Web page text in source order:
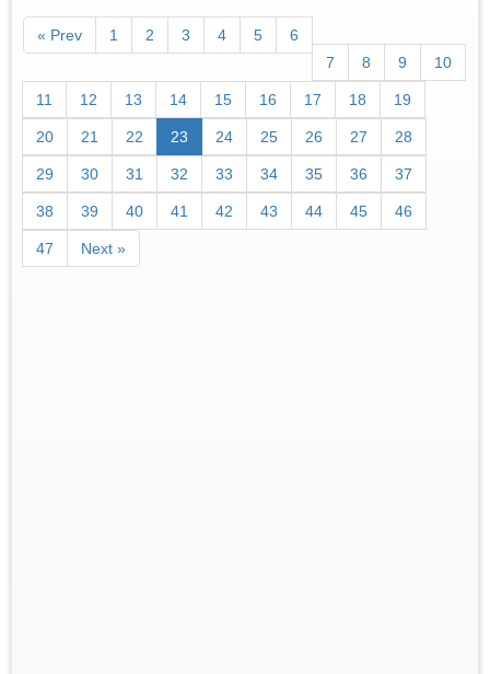
« Prev 1 2 3 4 5
6
7
8 9 10
11 12 13 14 15 16 17 18 19
20 21 22 23 24 25 26 27 28
29 30 31 32 33 34 35 36 37
38 39 40 41 42 43 44 45 46
47 Next »